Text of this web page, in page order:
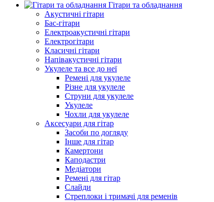
Гітари та обладнання
Акустичні гітари
Бас-гітари
Електроакустичні гітари
Електрогітари
Класичні гітари
Напівакустичні гітари
Укулеле та все до неї
Ремені для укулеле
Різне для укулеле
Струни для укулеле
Укулеле
Чохли для укулеле
Аксесуари для гітар
Засоби по догляду
Інше для гітар
Камертони
Каподастри
Медіатори
Ремені для гітар
Слайди
Стреплоки і тримачі для ременів